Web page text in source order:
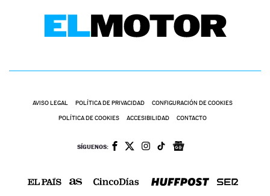
AVISO LEGAL POLÍTICA DE PRIVACIDAD CONFIGURACIÓN DE COOKIES
POLÍTICA DE COOKIES ACCESIBILIDAD CONTACTO
SÍGUENOS: